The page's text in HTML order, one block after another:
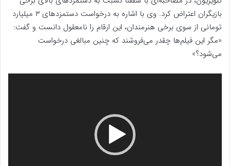
بازیگران اعتراض کرد. وی با اشاره به درخواست دستمزدهای ۳ میلیارد
تومانی از سوی برخی هنرمندان، این ارقام را نامعقول دانست و گفت:
«مگر این فیلم‌ها چقدر می‌فروشند که چنین مبالغی درخواست
می‌شود؟»